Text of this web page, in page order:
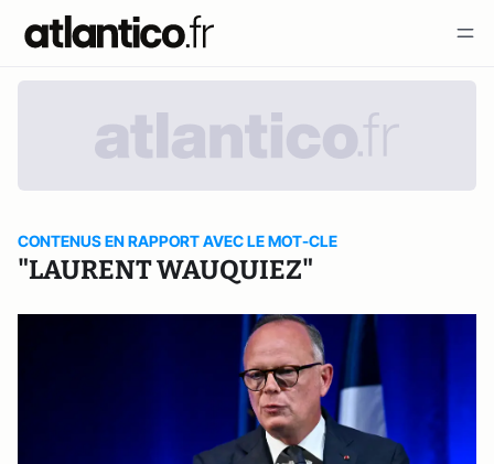
CONTENUS EN RAPPORT AVEC LE MOT-CLE
"LAURENT WAUQUIEZ"